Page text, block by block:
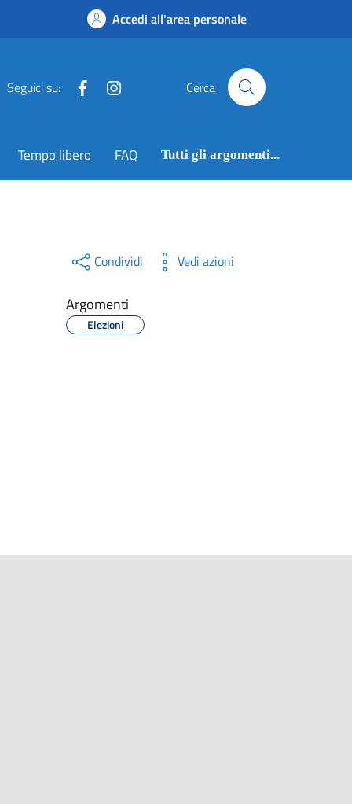
Accedi all'area personale
Seguici su: Facebook Cerca
Tempo libero FAQ Tutti gli argomenti...
Condividi Vedi azioni
Argomenti
Elezioni